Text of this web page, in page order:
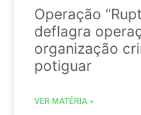
Operação
deflagra
organização
potiguar
VER MATÉRIA »